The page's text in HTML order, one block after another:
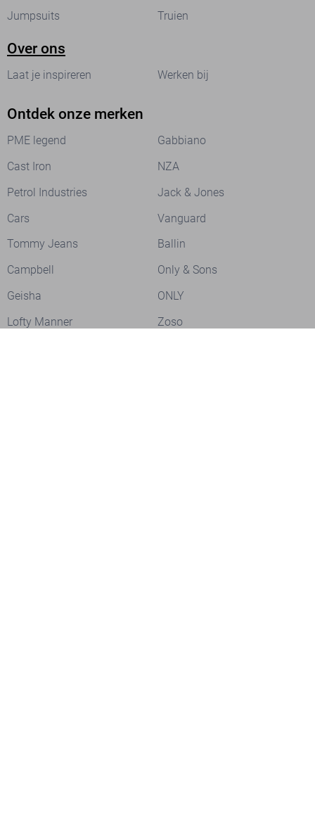
Jumpsuits
Truien
Over ons
Laat je inspireren Werken bij
Ontdek onze merken
PME legend
Gabbiano
Cast Iron
NZA
Petrol Industries
Jack & Jones
Cars
Vanguard
Tommy Jeans
Ballin
Campbell
Only & Sons
Geisha
ONLY
Lofty Manner
Zoso